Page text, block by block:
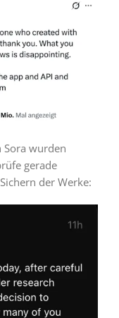
wurden
gerade
der Werke: